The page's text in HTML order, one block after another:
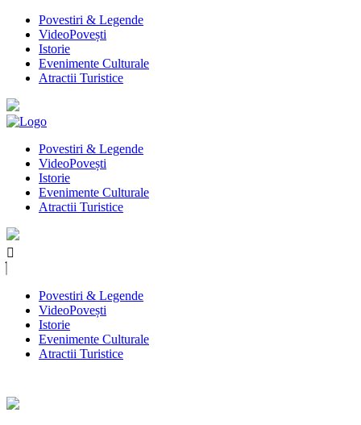
Povestiri & Legende
VideoPovești
Istorie
Evenimente Culturale
Atractii Turistice
Povestiri & Legende
VideoPovești
Istorie
Evenimente Culturale
Atractii Turistice
Povestiri & Legende
VideoPovești
Istorie
Evenimente Culturale
Atractii Turistice